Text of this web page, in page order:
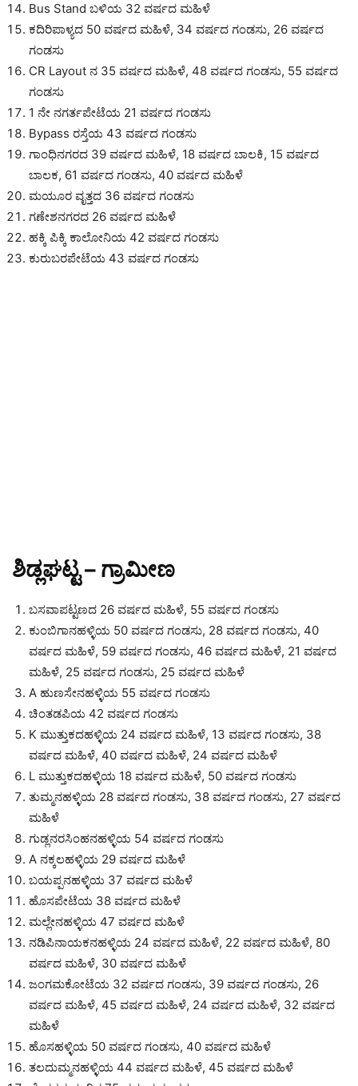
Bus Stand ಬಳಿಯ 32 ವರ್ಷದ ಮಹಿಳೆ
ಕದಿರಿಪಾಳ್ಯದ 50 ವರ್ಷದ ಮಹಿಳೆ, 34 ವರ್ಷದ ಗಂಡಸು, 26 ವರ್ಷದ
ಗಂಡಸು
CR Layout ನ 35 ವರ್ಷದ ಮಹಿಳೆ, 48 ವರ್ಷದ ಗಂಡಸು, 55 ವರ್ಷದ
ಗಂಡಸು
1 ನೇ ನಗರ್ತಪೇಟೆಯ 21 ವರ್ಷದ ಗಂಡಸು
Bypass ರಸ್ತೆಯ 43 ವರ್ಷದ ಗಂಡಸು
ಗಾಂಧಿನಗರದ 39 ವರ್ಷದ ಮಹಿಳೆ, 18 ವರ್ಷದ ಬಾಲಕಿ, 15 ವರ್ಷದ
ಬಾಲಕ, 61 ವರ್ಷದ ಗಂಡಸು, 40 ವರ್ಷದ ಮಹಿಳೆ
ಮಯೂರ ವೃತ್ತದ 36 ವರ್ಷದ ಗಂಡಸು
ಗಣೇಶನಗರದ 26 ವರ್ಷದ ಮಹಿಳೆ
ಹಕ್ಕಿ ಪಿಕ್ಕಿ ಕಾಲೋನಿಯ 42 ವರ್ಷದ ಗಂಡಸು
ಕುರುಬರಪೇಟೆಯ 43 ವರ್ಷದ ಗಂಡಸು
ಶಿಡ್ಲಘಟ್ಟ – ಗ್ರಾಮೀಣ
ಬಸವಾಪಟ್ಟಣದ 26 ವರ್ಷದ ಮಹಿಳೆ, 55 ವರ್ಷದ ಗಂಡಸು
ಕುಂಬಿಗಾನಹಳ್ಳಿಯ 50 ವರ್ಷದ ಗಂಡಸು, 28 ವರ್ಷದ ಗಂಡಸು, 40
ವರ್ಷದ ಮಹಿಳೆ, 59 ವರ್ಷದ ಗಂಡಸು, 46 ವರ್ಷದ ಮಹಿಳೆ, 21 ವರ್ಷದ
ಮಹಿಳೆ, 25 ವರ್ಷದ ಗಂಡಸು, 25 ವರ್ಷದ ಮಹಿಳೆ
A ಹುಣಸೇನಹಳ್ಳಿಯ 55 ವರ್ಷದ ಗಂಡಸು
ಚಿಂತಡಪಿಯ 42 ವರ್ಷದ ಗಂಡಸು
K ಮುತ್ತುಕದಹಳ್ಳಿಯ 24 ವರ್ಷದ ಮಹಿಳೆ, 13 ವರ್ಷದ ಗಂಡಸು, 38
ವರ್ಷದ ಮಹಿಳೆ, 40 ವರ್ಷದ ಮಹಿಳೆ, 24 ವರ್ಷದ ಮಹಿಳೆ
L ಮುತ್ತುಕದಹಳ್ಳಿಯ 18 ವರ್ಷದ ಮಹಿಳೆ, 50 ವರ್ಷದ ಗಂಡಸು
ತುಮ್ಮನಹಳ್ಳಿಯ 28 ವರ್ಷದ ಗಂಡಸು, 38 ವರ್ಷದ ಗಂಡಸು, 27 ವರ್ಷದ
ಮಹಿಳೆ
ಗುಡ್ಲನರಸಿಂಹನಹಳ್ಳಿಯ 54 ವರ್ಷದ ಗಂಡಸು
A ನಕ್ಕಲಹಳ್ಳಿಯ 29 ವರ್ಷದ ಮಹಿಳೆ
ಬಯಪ್ಪನಹಳ್ಳಿಯ 37 ವರ್ಷದ ಮಹಿಳೆ
ಹೊಸಪೇಟೆಯ 38 ವರ್ಷದ ಮಹಿಳೆ
ಮಲ್ಲೇನಹಳ್ಳಿಯ 47 ವರ್ಷದ ಮಹಿಳೆ
ನಡಿಪಿನಾಯಕನಹಳ್ಳಿಯ 24 ವರ್ಷದ ಮಹಿಳೆ, 22 ವರ್ಷದ ಮಹಿಳೆ, 80
ವರ್ಷದ ಮಹಿಳೆ, 30 ವರ್ಷದ ಮಹಿಳೆ
ಜಂಗಮಕೋಟೆಯ 32 ವರ್ಷದ ಗಂಡಸು, 39 ವರ್ಷದ ಗಂಡಸು, 26
ವರ್ಷದ ಮಹಿಳೆ, 45 ವರ್ಷದ ಮಹಿಳೆ, 24 ವರ್ಷದ ಮಹಿಳೆ, 32 ವರ್ಷದ
ಮಹಿಳೆ
ಹೊಸಹಳ್ಳಿಯ 50 ವರ್ಷದ ಗಂಡಸು, 40 ವರ್ಷದ ಮಹಿಳೆ
ತಲದುಮ್ಮನಹಳ್ಳಿಯ 44 ವರ್ಷದ ಮಹಿಳೆ, 45 ವರ್ಷದ ಮಹಿಳೆ